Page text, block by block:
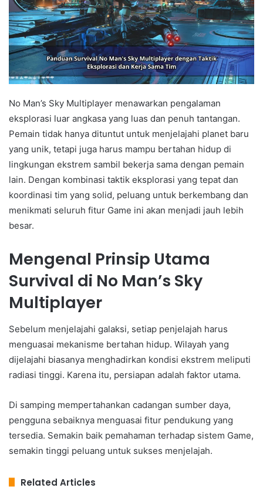
No Man’s Sky Multiplayer menawarkan pengalaman
eksplorasi luar angkasa yang luas dan penuh tantangan.
Pemain tidak hanya dituntut untuk menjelajahi planet baru
yang unik, tetapi juga harus mampu bertahan hidup di
lingkungan ekstrem sambil bekerja sama dengan pemain
lain. Dengan kombinasi taktik eksplorasi yang tepat dan
koordinasi tim yang solid, peluang untuk berkembang dan
menikmati seluruh fitur Game ini akan menjadi jauh lebih
besar.
Mengenal Prinsip Utama
Survival di No Man’s Sky
Multiplayer
Sebelum menjelajahi galaksi, setiap penjelajah harus
menguasai mekanisme bertahan hidup. Wilayah yang
dijelajahi biasanya menghadirkan kondisi ekstrem meliputi
radiasi tinggi. Karena itu, persiapan adalah faktor utama.
Di samping mempertahankan cadangan sumber daya,
pengguna sebaiknya menguasai fitur pendukung yang
tersedia. Semakin baik pemahaman terhadap sistem Game,
semakin tinggi peluang untuk sukses menjelajah.
Related Articles